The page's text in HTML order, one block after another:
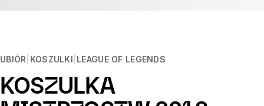
UBIÓR KOSZULKI LEAGUE OF LEGENDS
KOSZULKA